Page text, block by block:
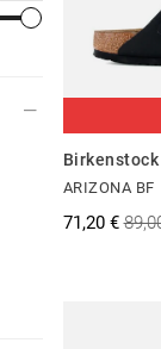
Birkenstock
ARIZONA BF
71,20 €